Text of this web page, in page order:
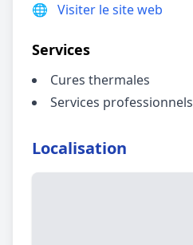
🌐 Visiter le site web
Services
Cures thermales
Services professionnels
Localisation